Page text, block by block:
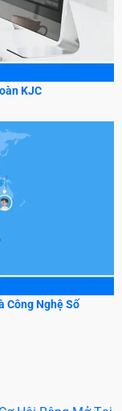
KJC
Công Nghệ Số